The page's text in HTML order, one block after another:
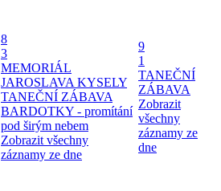
8
3
MEMORIÁL
JAROSLAVA KYSELY
TANEČNÍ ZÁBAVA
BARDOTKY - promítání
pod širým nebem
Zobrazit všechny
záznamy ze dne
9
1
TANEČNÍ
ZÁBAVA
Zobrazit
všechny
záznamy ze
dne